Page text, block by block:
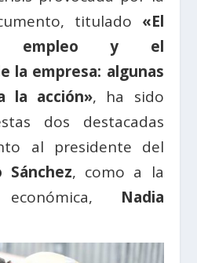
titulado «El
empleo y el
la empresa: algunas
la acción», ha sido
dos destacadas
al presidente del
Sánchez, como a la
económica, Nadia